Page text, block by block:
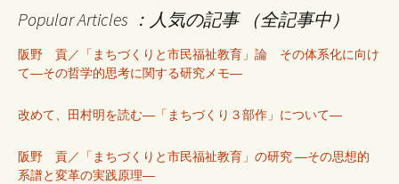
Popular Articles ：人気の記事 （全記事中）
阪野 貢／「まちづくりと市民福祉教育」論 その体系化に向け
て―その哲学的思考に関する研究メモ―
改めて、田村明を読む―「まちづくり３部作」について―
阪野 貢／「まちづくりと市民福祉教育」の研究 ―その思想的
系譜と変革の実践原理―